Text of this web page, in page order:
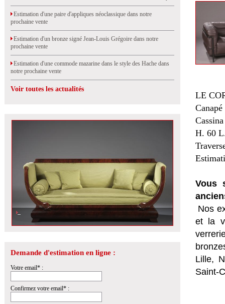
Estimation d'une paire d'appliques néoclassique dans notre
prochaine vente
Estimation d'un bronze signé Jean-Louis Grégoire dans notre
prochaine vente
Estimation d'une commode mazarine dans le style des Hache dans
notre prochaine vente
Voir toutes les actualités
Demande d'estimation en ligne :
Votre email* :
Confirmez votre email* :
LE
H. 60
Vous
Nos
et la
Lille,
Saint-